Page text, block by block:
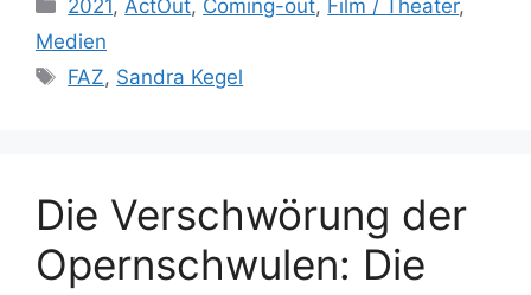
2021, ActOut, Coming-out, Film / Theater,
Medien
Schlagwörter
FAZ, Sandra Kegel
Die Verschwörung der
Opernschwulen: Die